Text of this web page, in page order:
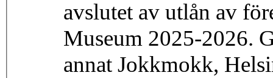
avslutet av utlån av
Museum 2025-2026.
annat Jokkmokk,